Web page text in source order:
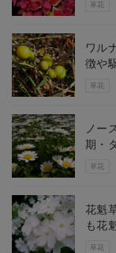
草花
草花
ワル
徴や
草花
ノー
期・
草花
花魁
も花